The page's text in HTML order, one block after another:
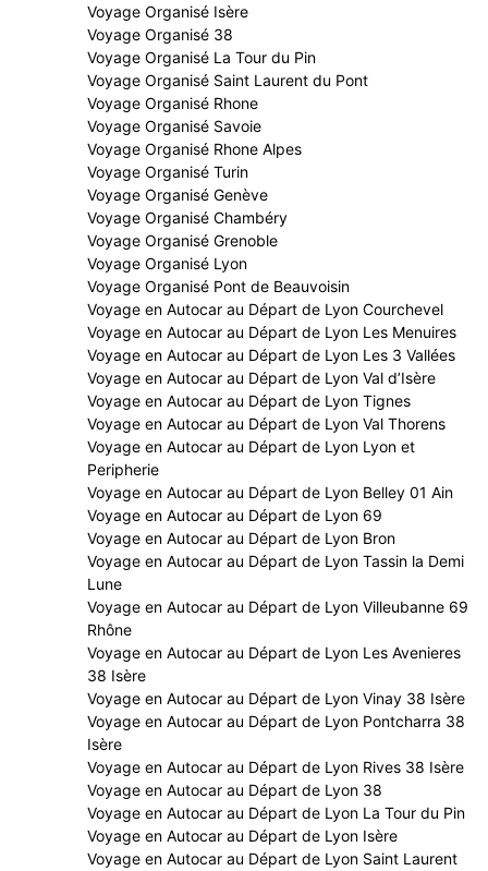
Voyage Organisé Isère
Voyage Organisé 38
Voyage Organisé La Tour du Pin
Voyage Organisé Saint Laurent du Pont
Voyage Organisé Rhone
Voyage Organisé Savoie
Voyage Organisé Rhone Alpes
Voyage Organisé Turin
Voyage Organisé Genève
Voyage Organisé Chambéry
Voyage Organisé Grenoble
Voyage Organisé Lyon
Voyage Organisé Pont de Beauvoisin
Voyage en Autocar au Départ de Lyon Courchevel
Voyage en Autocar au Départ de Lyon Les Menuires
Voyage en Autocar au Départ de Lyon Les 3 Vallées
Voyage en Autocar au Départ de Lyon Val d’Isère
Voyage en Autocar au Départ de Lyon Tignes
Voyage en Autocar au Départ de Lyon Val Thorens
Voyage en Autocar au Départ de Lyon Lyon et
Peripherie
Voyage en Autocar au Départ de Lyon Belley 01 Ain
Voyage en Autocar au Départ de Lyon 69
Voyage en Autocar au Départ de Lyon Bron
Voyage en Autocar au Départ de Lyon Tassin la Demi
Lune
Voyage en Autocar au Départ de Lyon Villeubanne 69
Rhône
Voyage en Autocar au Départ de Lyon Les Avenieres
38 Isère
Voyage en Autocar au Départ de Lyon Vinay 38 Isère
Voyage en Autocar au Départ de Lyon Pontcharra 38
Isère
Voyage en Autocar au Départ de Lyon Rives 38 Isère
Voyage en Autocar au Départ de Lyon 38
Voyage en Autocar au Départ de Lyon La Tour du Pin
Voyage en Autocar au Départ de Lyon Isère
Voyage en Autocar au Départ de Lyon Saint Laurent